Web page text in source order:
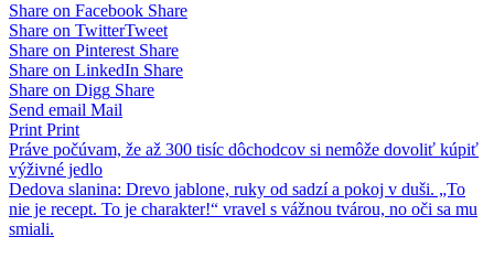
Share on Facebook Share
Share on TwitterTweet
Share on Pinterest Share
Share on LinkedIn Share
Share on Digg Share
Send email Mail
Print Print
Navigácia
v
článku
Práve počúvam, že až 300 tisíc dôchodcov si nemôže dovoliť kúpiť
výživné jedlo
Dedova slanina: Drevo jablone, ruky od sadzí a pokoj v duši. „To
nie je recept. To je charakter!“ vravel s vážnou tvárou, no oči sa mu
smiali.